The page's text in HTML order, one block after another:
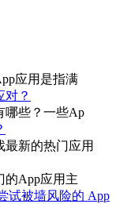
应用是指满
对？
哪些？一些Ap
最新的热门应用
的App应用主
试被墙风险的 App